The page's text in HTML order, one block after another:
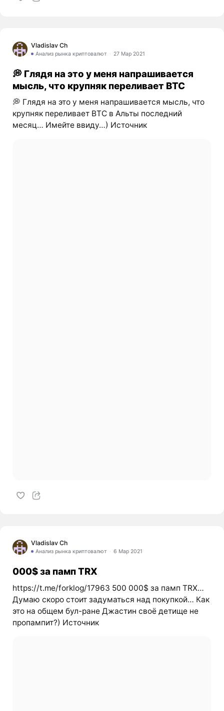
Vladislav Ch
Анализ рынка криптовалют 27 Мар 2021
💭 Глядя на это у меня напрашивается
мысль, что крупняк переливает BTC
💭 Глядя на это у меня напрашивается мысль, что
крупняк переливает BTC в Альты последний
месяц… Имейте ввиду…) Источник
Vladislav Ch
Анализ рынка криптовалют 6 Мар 2021
000$ за памп TRX
https://t.me/forklog/17963 500 000$ за памп TRX…
Думаю скоро стоит задуматься над покупкой… Как
это на общем бул-ране Джастин своё детище не
пропампит?) Источник